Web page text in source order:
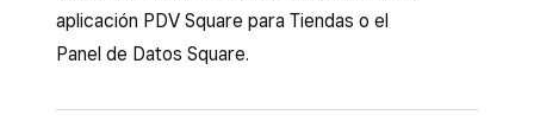
aplicación PDV Square para Tiendas o el
Panel de Datos Square.